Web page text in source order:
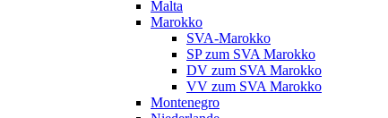
Malta
Marokko
SVA-Marokko
SP zum SVA Marokko
DV zum SVA Marokko
VV zum SVA Marokko
Montenegro